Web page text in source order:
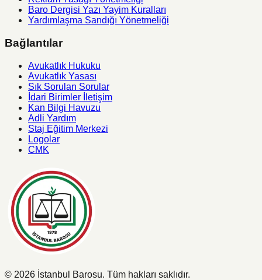
Baro Dergisi Yazı Yayim Kuralları
Yardımlaşma Sandığı Yönetmeliği
Bağlantılar
Avukatlık Hukuku
Avukatlık Yasası
Sık Sorulan Sorular
İdari Birimler İletişim
Kan Bilgi Havuzu
Adli Yardım
Staj Eğitim Merkezi
Logolar
CMK
© 2026 İstanbul Barosu. Tüm hakları saklıdır.